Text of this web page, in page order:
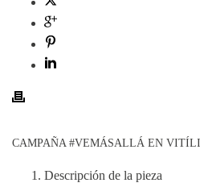
CAMPAÑA #VEMÁSALLÁ EN
Descripción de la pieza